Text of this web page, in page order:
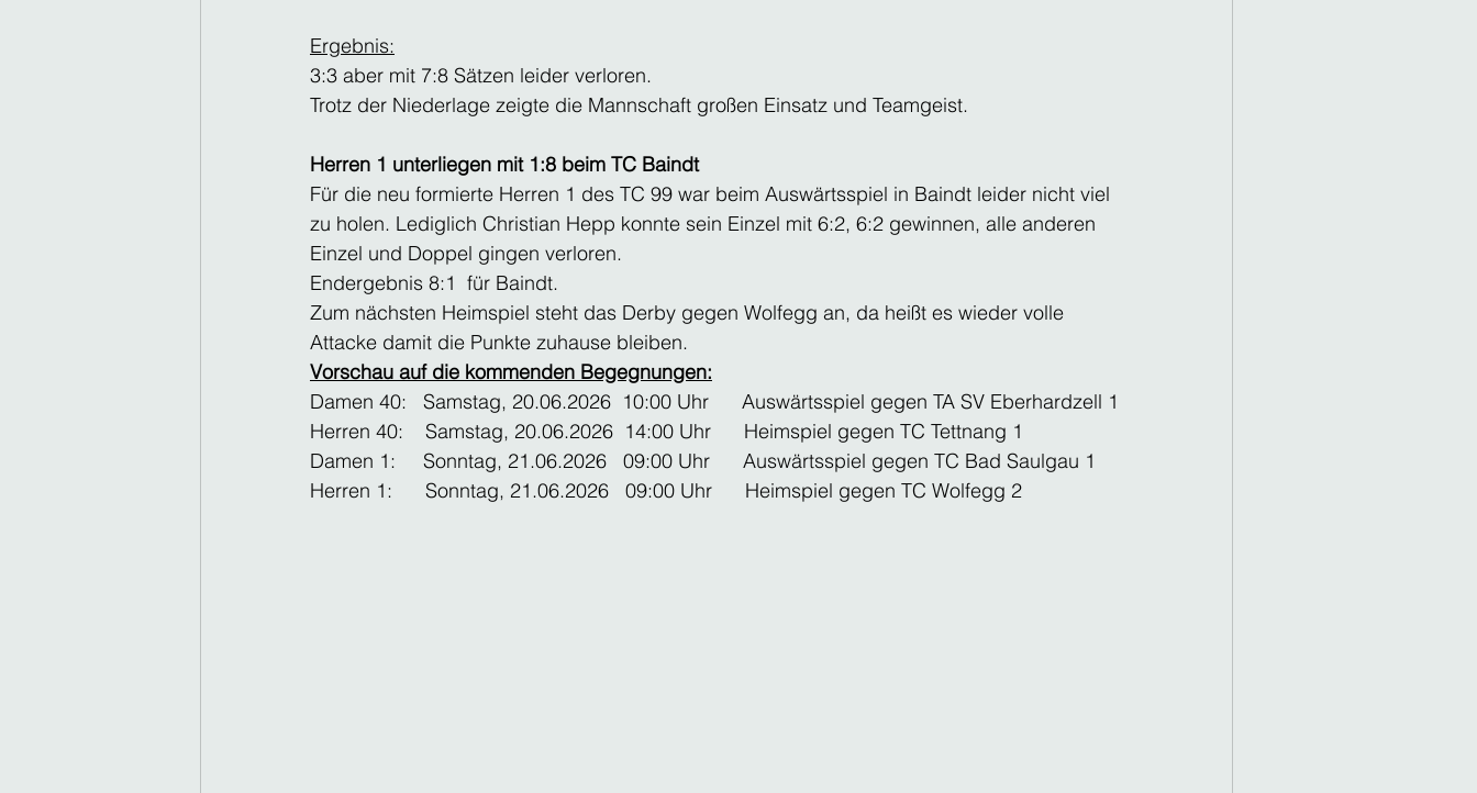
Ergebnis:
3:3 aber mit 7:8 Sätzen leider verloren.
Trotz der Niederlage zeigte die Mannschaft großen Einsatz und Teamgeist.
Herren 1 unterliegen mit 1:8 beim TC Baindt
Für die neu formierte Herren 1 des TC 99 war beim Auswärtsspiel in Baindt leider nicht viel
zu holen. Lediglich Christian Hepp konnte sein Einzel mit 6:2, 6:2 gewinnen, alle anderen
Einzel und Doppel gingen verloren.
Endergebnis 8:1  für Baindt.
Zum nächsten Heimspiel steht das Derby gegen Wolfegg an, da heißt es wieder volle
Attacke damit die Punkte zuhause bleiben.
Vorschau auf die kommenden Begegnungen:
Damen 40:   Samstag, 20.06.2026  10:00 Uhr      Auswärtsspiel gegen TA SV Eberhardzell 1
Herren 40:    Samstag, 20.06.2026  14:00 Uhr      Heimspiel gegen TC Tettnang 1
Damen 1:     Sonntag, 21.06.2026   09:00 Uhr      Auswärtsspiel gegen TC Bad Saulgau 1
Herren 1:      Sonntag, 21.06.2026   09:00 Uhr      Heimspiel gegen TC Wolfegg 2